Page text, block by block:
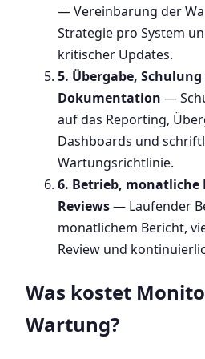
— Vereinbarung der
Strategie pro System
kritischer Updates.
5. Übergabe,
Dokumentation —
auf das Reporting,
Dashboards und
Wartungsrichtlinie.
6. Betrieb, monatliche
Reviews— Laufender
monatlichem Bericht,
Review und
Was kostet
Wartung?